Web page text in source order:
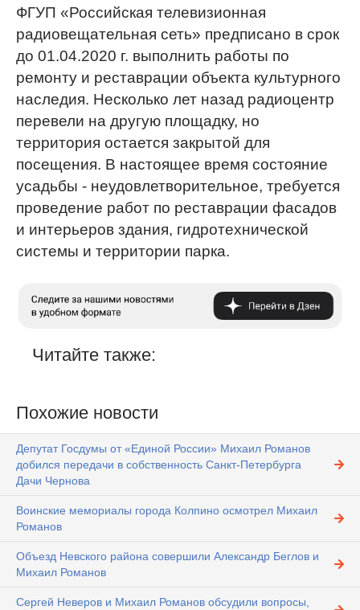
ФГУП «Российская телевизионная
радиовещательная сеть» предписано в срок
до 01.04.2020 г. выполнить работы по
ремонту и реставрации объекта культурного
наследия. Несколько лет назад радиоцентр
перевели на другую площадку, но
территория остается закрытой для
посещения. В настоящее время состояние
усадьбы - неудовлетворительное, требуется
проведение работ по реставрации фасадов
и интерьеров здания, гидротехнической
системы и территории парка.
Читайте также:
Похожие новости
Депутат Госдумы от «Единой России» Михаил Романов
добился передачи в собственность Санкт-Петербурга
Дачи Чернова
Воинские мемориалы города Колпино осмотрел Михаил
Романов
Объезд Невского района совершили Александр Беглов и
Михаил Романов
Сергей Неверов и Михаил Романов обсудили вопросы,